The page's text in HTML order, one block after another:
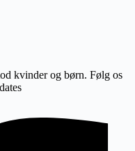
kvinder og børn. Følg os